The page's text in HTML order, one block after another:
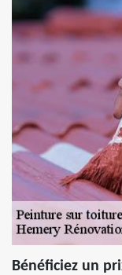
Bénéficiez un